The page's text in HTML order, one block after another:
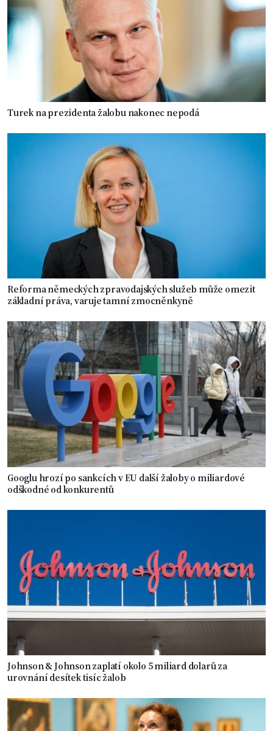
Turek na prezidenta žalobu nakonec nepodá
Reforma německých zpravodajských služeb může omezit
základní práva, varuje tamní zmocněnkyně
Googlu hrozí po sankcích v EU další žaloby o miliardové
odškodné od konkurentů
Johnson & Johnson zaplatí okolo 5 miliard dolarů za
urovnání desítek tisíc žalob